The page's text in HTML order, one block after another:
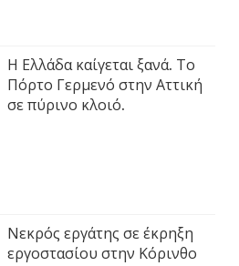
Η Ελλάδα καίγεται ξανά. Το
Πόρτο Γερμενό στην Αττική
σε πύρινο κλοιό.
Νεκρός εργάτης σε έκρηξη
εργοστασίου στην Κόρινθο